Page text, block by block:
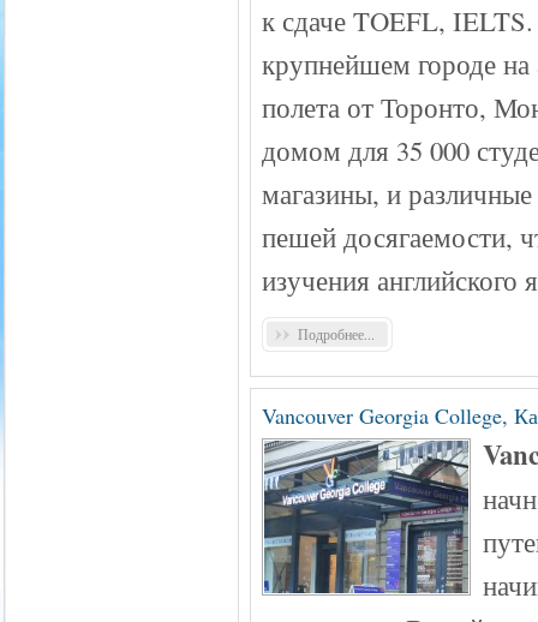
к сдаче TOEFL,
крупнейшем городе на
полета от Торонто,
домом для 35 000
магазины, и различные
пешей досягаемости,
изучения английского
Подробнее...
Vancouver Georgia College,